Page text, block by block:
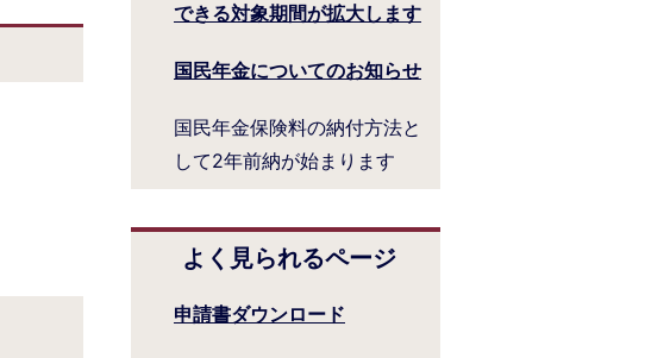
できる対象期間が拡大します
国民年金についてのお知らせ
国民年金保険料の納付方法と
して2年前納が始まります
よく見られるページ
申請書ダウンロード